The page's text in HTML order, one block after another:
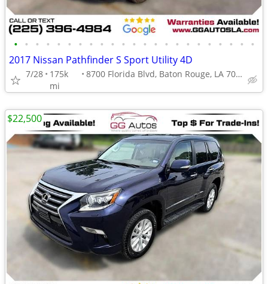
• • • • • • • • • • • • • • • • • • • • • • •
2017 Nissan Pathfinder S Sport Utility 4D
7/28
175k
mi
8700 Florida Blvd, Baton Rouge, LA 70815
$22,500